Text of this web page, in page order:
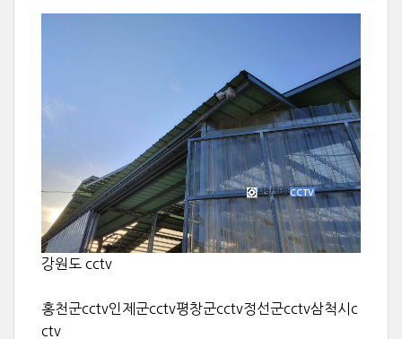
강원도 cctv
홍천군cctv인제군cctv평창군cctv정선군cctv삼척시c
ctv